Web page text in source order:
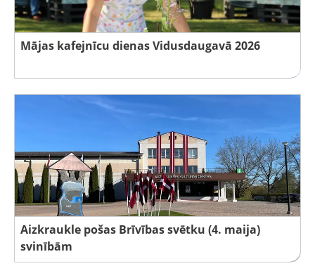
Mājas kafejnīcu dienas Vidusdaugavā 2026
Aizkraukle pošas Brīvības svētku (4. maija)
svinībām